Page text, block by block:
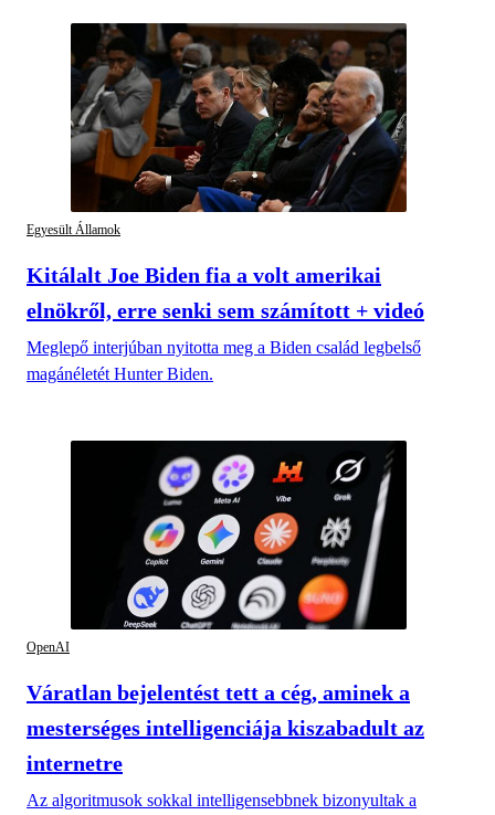
Egyesült Államok
Kitálalt Joe Biden fia a volt amerikai
elnökről, erre senki sem számított + videó
Meglepő interjúban nyitotta meg a Biden család legbelső
magánéletét Hunter Biden.
OpenAI
Váratlan bejelentést tett a cég, aminek a
mesterséges intelligenciája kiszabadult az
internetre
Az algoritmusok sokkal intelligensebbnek bizonyultak a